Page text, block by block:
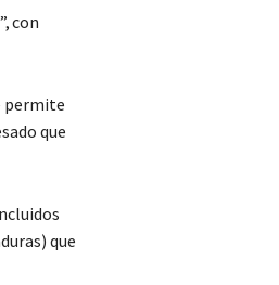
con
permite
que
que